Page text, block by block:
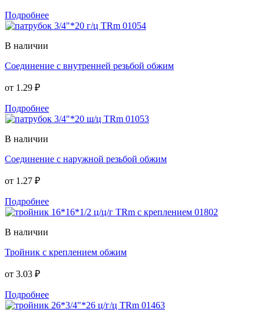
Подробнее
В наличии
Соединение с внутренней резьбой обжим
от 1.29 ₽
Подробнее
В наличии
Соединение с наружной резьбой обжим
от 1.27 ₽
Подробнее
В наличии
Тройник с креплением обжим
от 3.03 ₽
Подробнее